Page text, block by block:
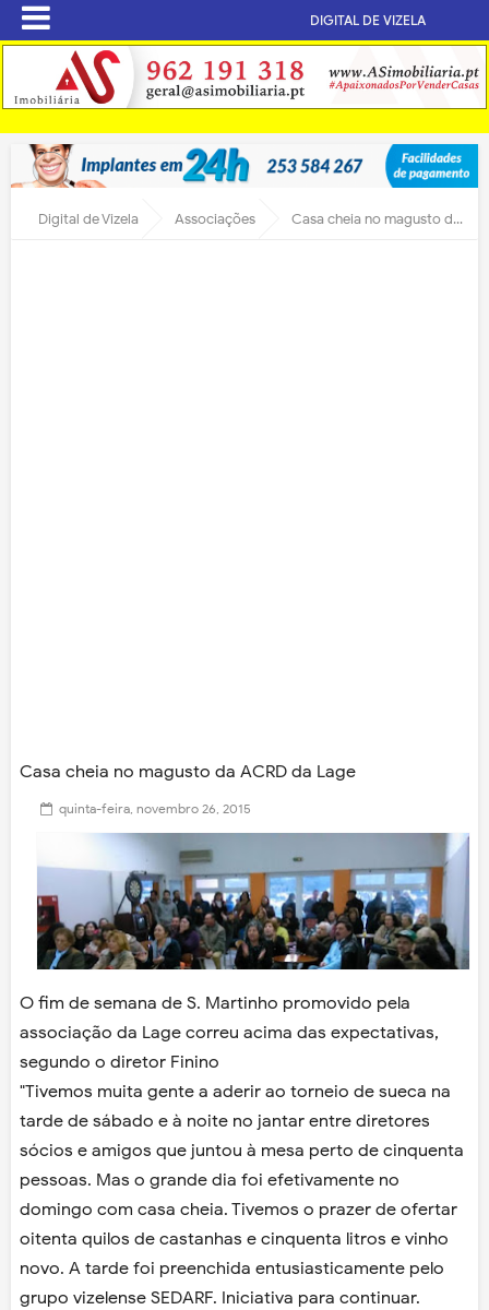
DIGITAL DE VIZELA
Digital de Vizela Associações Casa cheia no magusto da ACRD da Lage
Casa cheia no magusto da ACRD da Lage
quinta-feira, novembro 26, 2015
O fim de semana de S. Martinho promovido pela
associação da Lage correu acima das expectativas,
segundo o diretor Finino
"Tivemos muita gente a aderir ao torneio de sueca na
tarde de sábado e à noite no jantar entre diretores
sócios e amigos que juntou à mesa perto de cinquenta
pessoas. Mas o grande dia foi efetivamente no
domingo com casa cheia. Tivemos o prazer de ofertar
oitenta quilos de castanhas e cinquenta litros e vinho
novo. A tarde foi preenchida entusiasticamente pelo
grupo vizelense SEDARF. Iniciativa para continuar.